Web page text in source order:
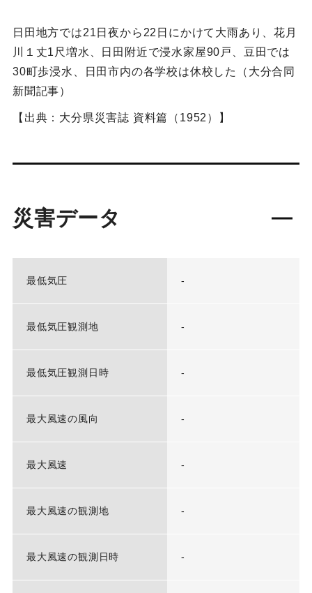
日田地方では21日夜から22日にかけて大雨あり、花月
川１丈1尺増水、日田附近で浸水家屋90戸、豆田では
30町歩浸水、日田市内の各学校は休校した（大分合同
新聞記事）
【出典：大分県災害誌 資料篇（1952）】
災害データ
最低気圧 -
最低気圧観測地 -
最低気圧観測日時 -
最大風速の風向 -
最大風速 -
最大風速の観測地 -
最大風速の観測日時 -